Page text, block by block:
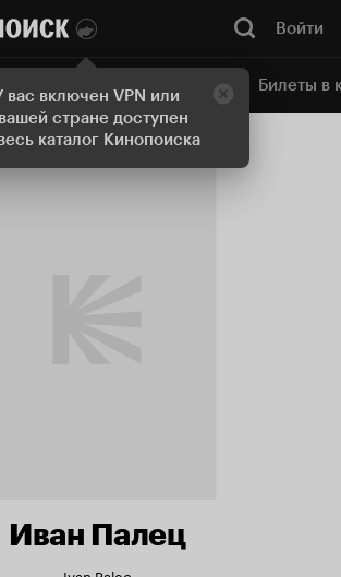
вас включен VPN или
стране доступен
каталог Кинопоиска
Войти
Онлайн-кинотеатр Билеты в
Иван Палец